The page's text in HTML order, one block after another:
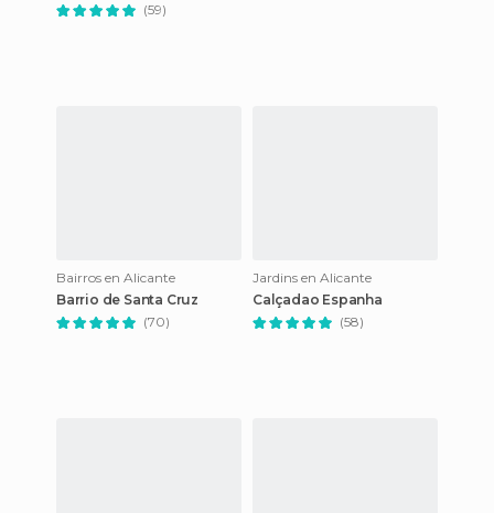
(59)
Bairros en Alicante
Barrio de Santa Cruz
(70)
Jardins en Alicante
Calçadao Espanha
(58)